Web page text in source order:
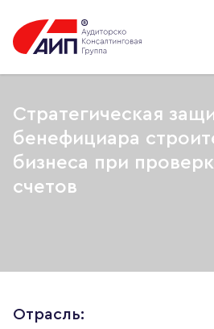
Стратегическая
бенефициара
бизнеса при
счетов
Отрасль: